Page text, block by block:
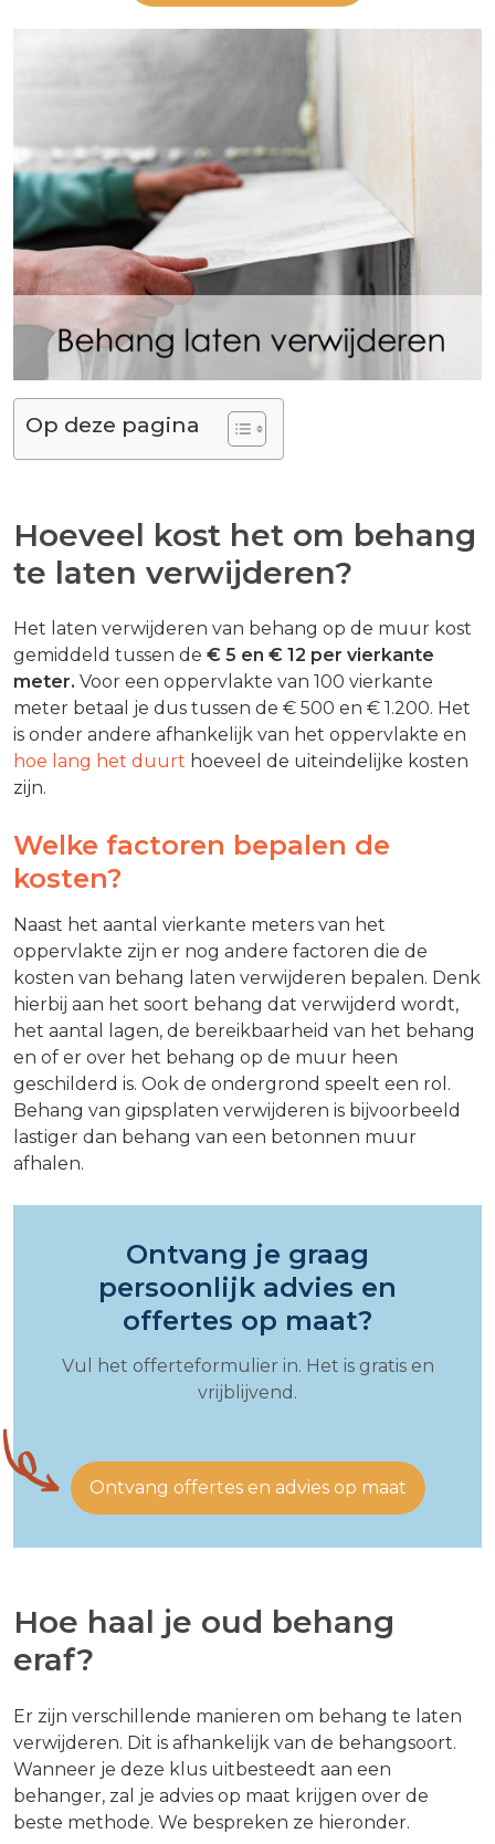
Op deze pagina
Hoeveel kost het om behang
te laten verwijderen?
Het laten verwijderen van behang op de muur kost
gemiddeld tussen de € 5 en € 12 per vierkante
meter. Voor een oppervlakte van 100 vierkante
meter betaal je dus tussen de € 500 en € 1.200. Het
is onder andere afhankelijk van het oppervlakte en
hoe lang het duurt hoeveel de uiteindelijke kosten
zijn.
Welke factoren bepalen de
kosten?
Naast het aantal vierkante meters van het
oppervlakte zijn er nog andere factoren die de
kosten van behang laten verwijderen bepalen. Denk
hierbij aan het soort behang dat verwijderd wordt,
het aantal lagen, de bereikbaarheid van het behang
en of er over het behang op de muur heen
geschilderd is. Ook de ondergrond speelt een rol.
Behang van gipsplaten verwijderen is bijvoorbeeld
lastiger dan behang van een betonnen muur
afhalen.
Ontvang je graag
persoonlijk advies en
offertes op maat?
Vul het offerteformulier in. Het is gratis en
vrijblijvend.
Ontvang offertes en advies op maat
Hoe haal je oud behang
eraf?
Er zijn verschillende manieren om behang te laten
verwijderen. Dit is afhankelijk van de behangsoort.
Wanneer je deze klus uitbesteedt aan een
behanger, zal je advies op maat krijgen over de
beste methode. We bespreken ze hieronder.